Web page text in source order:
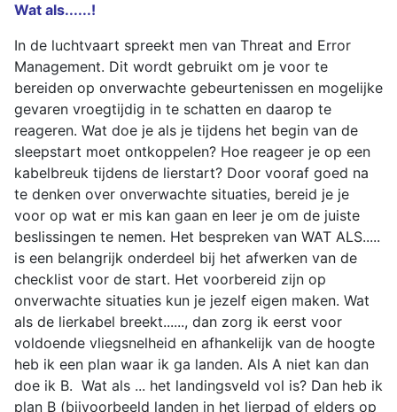
Wat als......!
In de luchtvaart spreekt men van Threat and Error
Management. Dit wordt gebruikt om je voor te
bereiden op onverwachte gebeurtenissen en mogelijke
gevaren vroegtijdig in te schatten en daarop te
reageren. Wat doe je als je tijdens het begin van de
sleepstart moet ontkoppelen? Hoe reageer je op een
kabelbreuk tijdens de lierstart? Door vooraf goed na
te denken over onverwachte situaties, bereid je je
voor op wat er mis kan gaan en leer je om de juiste
beslissingen te nemen. Het bespreken van WAT ALS.....
is een belangrijk onderdeel bij het afwerken van de
checklist voor de start. Het voorbereid zijn op
onverwachte situaties kun je jezelf eigen maken. Wat
als de lierkabel breekt......, dan zorg ik eerst voor
voldoende vliegsnelheid en afhankelijk van de hoogte
heb ik een plan waar ik ga landen. Als A niet kan dan
doe ik B. Wat als ... het landingsveld vol is? Dan heb ik
plan B (bijvoorbeeld landen in het lierpad of elders op